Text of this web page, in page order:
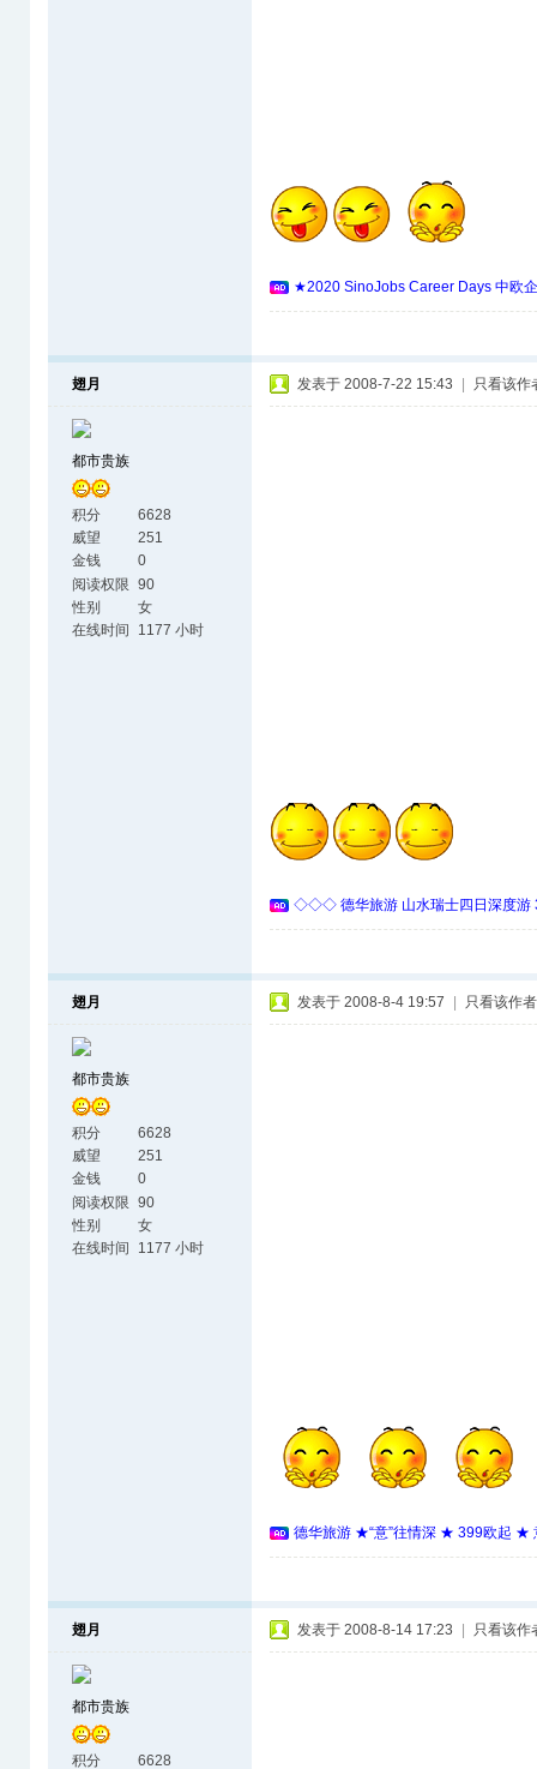
★2020 SinoJobs Career Days 中欧
翅月
都市贵族
积分
6628
威望
251
金钱
0
阅读权限 90
性别
女
在线时间
1177 小时
发表于 2008-7-22 15:43 只看该作
◇◇◇ 德华旅游 山水瑞士四日深度
翅月
都市贵族
积分
6628
威望
251
金钱
0
阅读权限 90
性别
女
在线时间
1177 小时
发表于 2008-8-4 19:57 只看该作者
德华旅游 ★“意”往情深 ★ 399欧起 ★
翅月
都市贵族
积分 6628
发表于 2008-8-14 17:23 只看该作